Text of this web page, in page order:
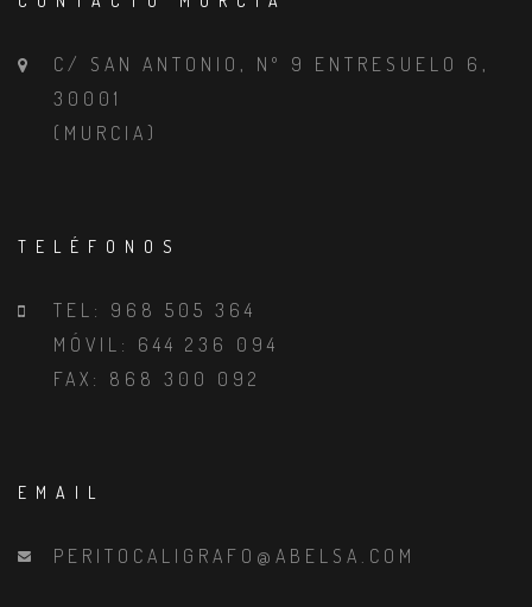
C/ SAN ANTONIO, Nº 9 ENTRESUELO 6,
30001
(MURCIA)
TELÉFONOS
TEL: 968 505 364
MÓVIL: 644 236 094
FAX: 868 300 092
EMAIL
PERITOCALIGRAFO@ABELSA.COM